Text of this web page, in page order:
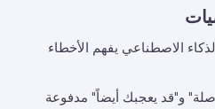
الاصطناعي يفهم الأخطاء
و"قد يعجبك أيضاً" مدفوعة